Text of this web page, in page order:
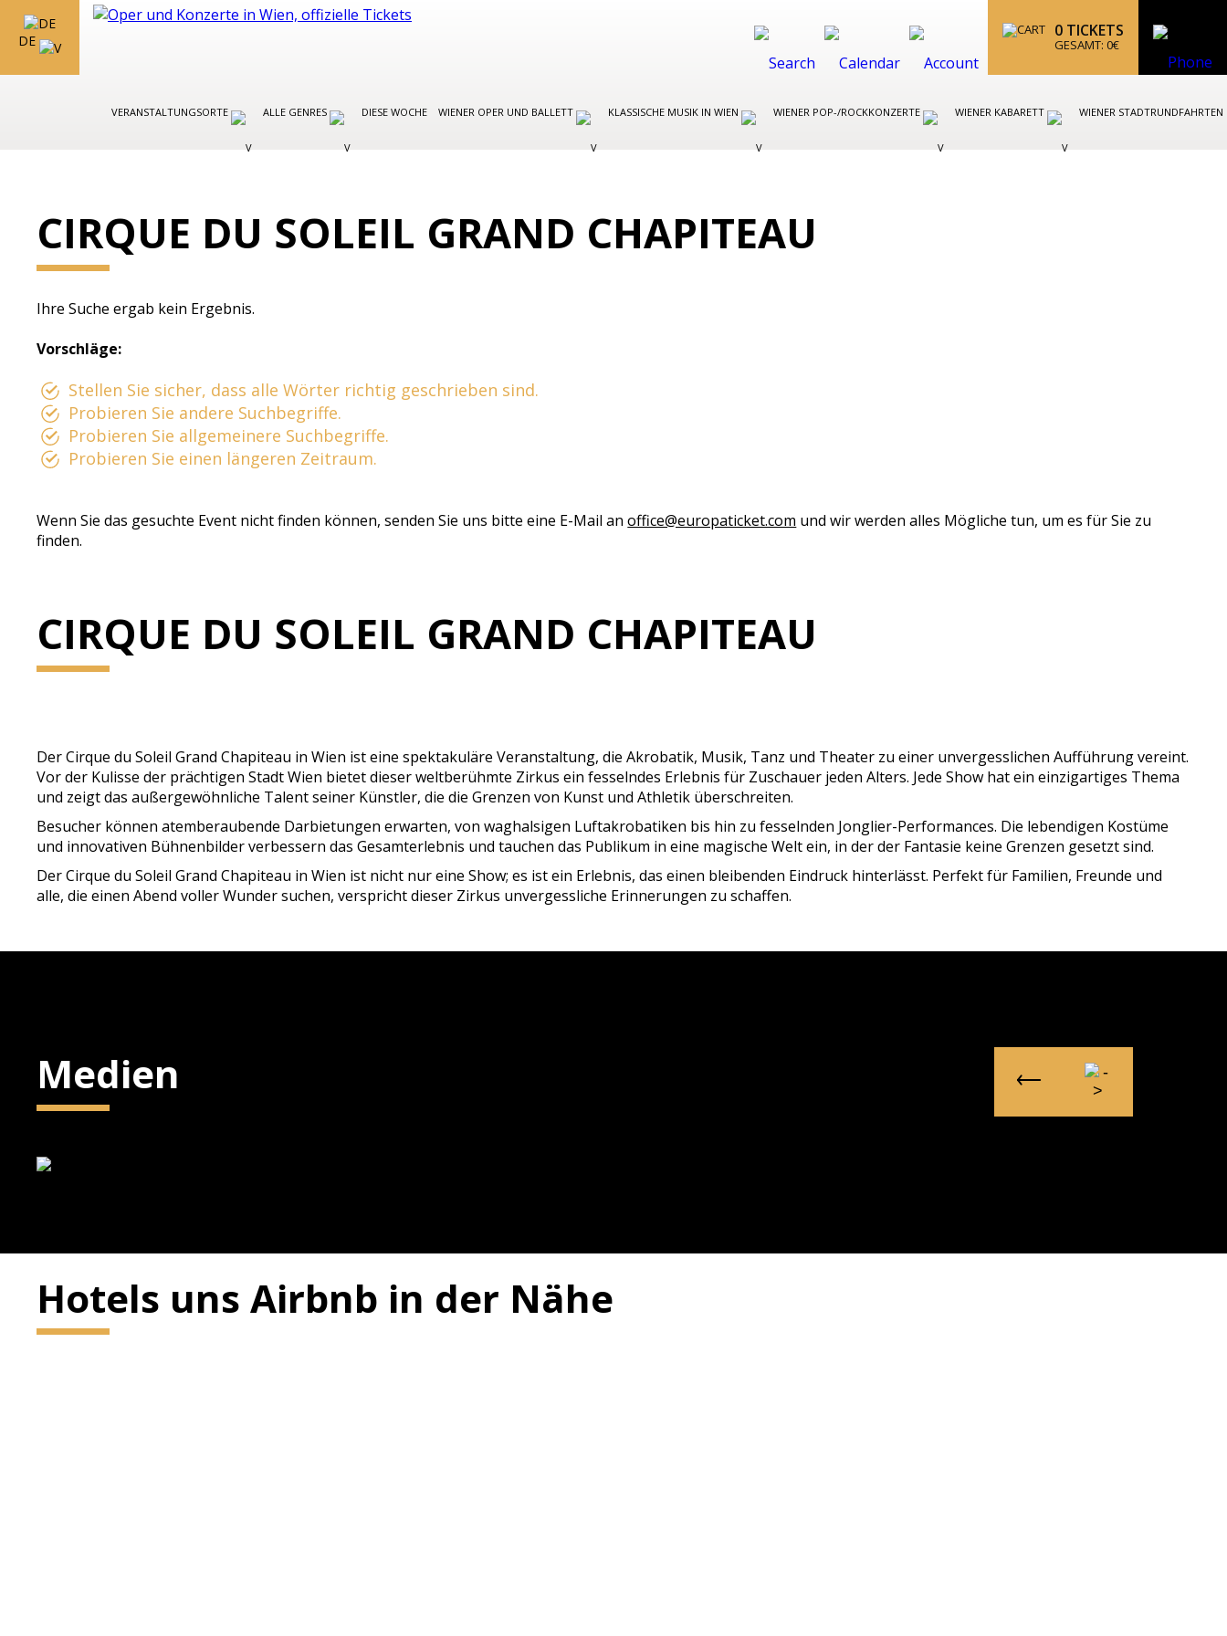
DE
0 TICKETS
GESAMT: 0€
VERANSTALTUNGSORTE ALLE GENRES DIESE WOCHE WIENER OPER UND BALLETT KLASSISCHE MUSIK IN WIEN WIENER POP-/ROCKKONZERTE WIENER KABARETT WIENER STADTRUNDFAHRTEN
CIRQUE DU SOLEIL GRAND CHAPITEAU
Ihre Suche ergab kein Ergebnis.
Vorschläge:
Stellen Sie sicher, dass alle Wörter richtig geschrieben sind.
Probieren Sie andere Suchbegriffe.
Probieren Sie allgemeinere Suchbegriffe.
Probieren Sie einen längeren Zeitraum.
Wenn Sie das gesuchte Event nicht finden können, senden Sie uns bitte eine E-Mail anoffice@europaticket.com und wir werden alles Mögliche tun, um es für Sie zu
finden.
CIRQUE DU SOLEIL GRAND CHAPITEAU
Der Cirque du Soleil Grand Chapiteau in Wien ist eine spektakuläre Veranstaltung, die Akrobatik, Musik, Tanz und Theater zu einer unvergesslichen Aufführung vereint.
Vor der Kulisse der prächtigen Stadt Wien bietet dieser weltberühmte Zirkus ein fesselndes Erlebnis für Zuschauer jeden Alters. Jede Show hat ein einzigartiges Thema
und zeigt das außergewöhnliche Talent seiner Künstler, die die Grenzen von Kunst und Athletik überschreiten.
Besucher können atemberaubende Darbietungen erwarten, von waghalsigen Luftakrobatiken bis hin zu fesselnden Jonglier-Performances. Die lebendigen Kostüme
und innovativen Bühnenbilder verbessern das Gesamterlebnis und tauchen das Publikum in eine magische Welt ein, in der der Fantasie keine Grenzen gesetzt sind.
Der Cirque du Soleil Grand Chapiteau in Wien ist nicht nur eine Show; es ist ein Erlebnis, das einen bleibenden Eindruck hinterlässt. Perfekt für Familien, Freunde und
alle, die einen Abend voller Wunder suchen, verspricht dieser Zirkus unvergessliche Erinnerungen zu schaffen.
Medien
Hotels uns Airbnb in der Nähe